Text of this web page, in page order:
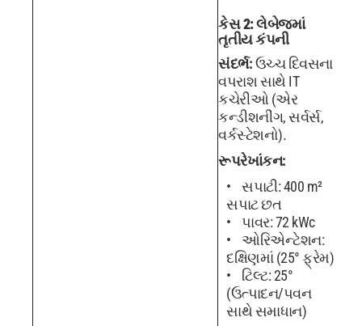
કેસ 2: લેબેજમાં
તૃતીય કંપની
સંદર્ભ:ઉચ્ચ દિવસના
વપરાશ સાથે IT
કચેરીઓ (એર
કન્ડીશનીંગ, સર્વર્સ,
વર્કસ્ટેશનો).
રૂપરેખાંકન:
સપાટી: 400 m²
સપાટ છત
પાવર: 72 kWc
ઓરિએન્ટેશન:
દક્ષિણમાં (25° ફ્રેમ)
ટિલ્ટ: 25°
(ઉત્પાદન/પવન
સાથે સમાધાન)